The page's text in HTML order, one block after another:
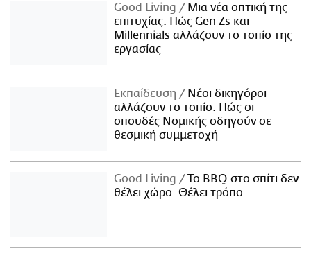
Good Living
Μια νέα οπτική της
επιτυχίας: Πώς Gen Zs και
Millennials αλλάζουν το τοπίο της
εργασίας
Εκπαίδευση
Νέοι δικηγόροι
αλλάζουν το τοπίο: Πώς οι
σπουδές Νομικής οδηγούν σε
θεσμική συμμετοχή
Good Living
Το BBQ στο σπίτι δεν
θέλει χώρο. Θέλει τρόπο.